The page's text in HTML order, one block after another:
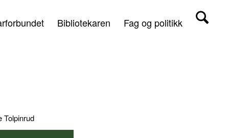
Bibliotekaren Fag og politikk
Tolpinrud